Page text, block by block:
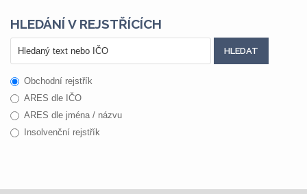
HLEDÁNÍ V REJSTŘÍCÍCH
Obchodní rejstřík
ARES dle IČO
ARES dle jména / názvu
Insolvenční rejstřík